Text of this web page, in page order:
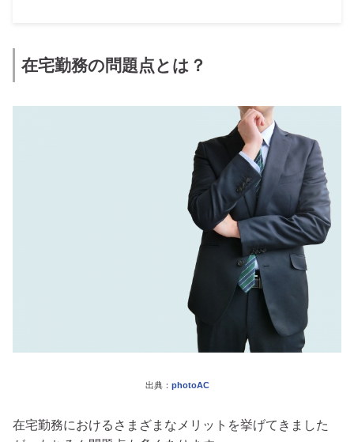
在宅勤務の問題点とは？
出典： photoAC
在宅勤務におけるさまざまなメリットを挙げてきました